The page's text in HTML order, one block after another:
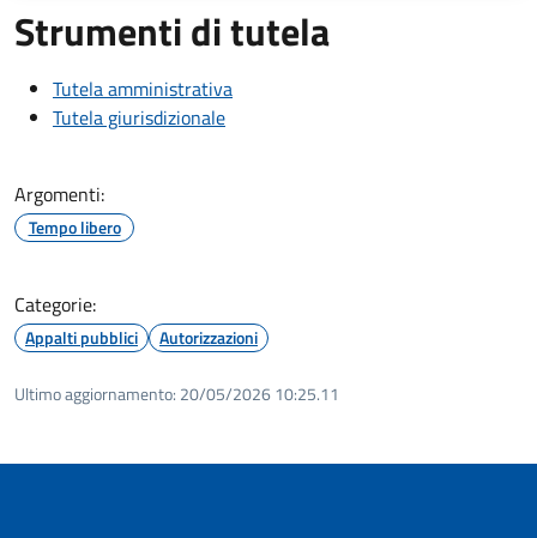
Strumenti di tutela
Tutela amministrativa
Tutela giurisdizionale
Argomenti:
Tempo libero
Categorie:
Appalti pubblici Autorizzazioni
Ultimo aggiornamento: 20/05/2026 10:25.11